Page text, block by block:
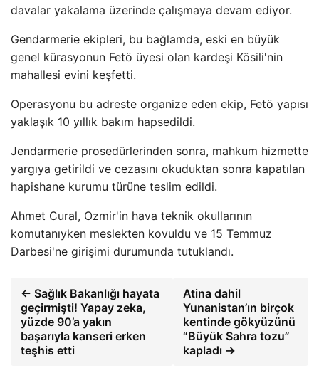
davalar yakalama üzerinde çalışmaya devam ediyor.
Gendarmerie ekipleri, bu bağlamda, eski en büyük
genel kürasyonun Fetö üyesi olan kardeşi Kösili'nin
mahallesi evini keşfetti.
Operasyonu bu adreste organize eden ekip, Fetö yapısı
yaklaşık 10 yıllık bakım hapsedildi.
Jendarmerie prosedürlerinden sonra, mahkum hizmette
yargıya getirildi ve cezasını okuduktan sonra kapatılan
hapishane kurumu türüne teslim edildi.
Ahmet Cural, Ozmir'in hava teknik okullarının
komutanıyken meslekten kovuldu ve 15 Temmuz
Darbesi'ne girişimi durumunda tutuklandı.
← Sağlık Bakanlığı hayata
geçirmişti! Yapay zeka,
yüzde 90’a yakın
başarıyla kanseri erken
teşhis etti
Atina dahil
Yunanistan’ın birçok
kentinde gökyüzünü
“Büyük Sahra tozu”
kapladı →